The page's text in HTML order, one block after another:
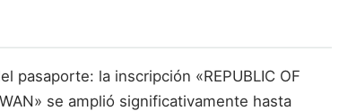
pasaporte: la inscripción «REPUBLIC OF
se amplió significativamente hasta